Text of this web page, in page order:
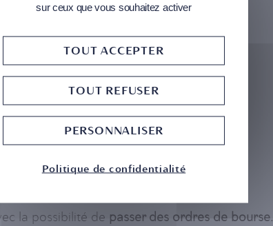
simplicité.
la possibilité de passer des ordres de bourse.
sur ceux que vous souhaitez activer
TOUT ACCEPTER
TOUT REFUSER
PERSONNALISER
Politique de confidentialité